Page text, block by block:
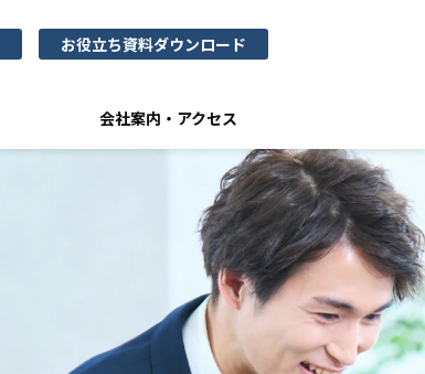
お役立ち資料ダウンロード
会社案内・アクセス